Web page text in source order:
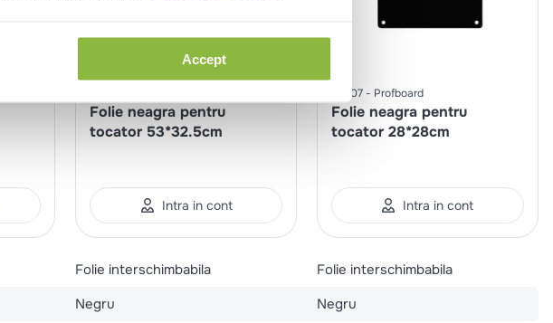
Accept
Folie neagra pentru
tocator 53*32.5cm
Intra in cont
HW07 Profboard
Folie neagra pentru
tocator 28*28cm
Intra in cont
Folie interschimbabila
Folie interschimbabila
Negru
Negru